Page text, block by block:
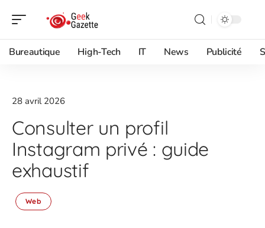
Bureautique High-Tech IT News Publicité
28 avril 2026
Consulter un profil
Instagram privé : guide
exhaustif
Web